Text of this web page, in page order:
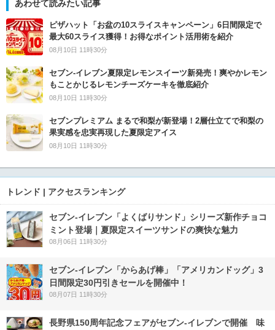
あわせて読みたい記事
ピザハット「お盆の10スライスキャンペーン」6日間限定で
最大60スライス獲得！お得なポイント活用術を紹介
08月10日 11時30分
セブン‐イレブン夏限定レモンスイーツ新発売！爽やかレモン
もことかじるレモンチーズケーキを徹底紹介
08月10日 11時30分
セブンプレミアム まるで和梨が新登場！2層仕立てで和梨の
果実感を忠実再現した夏限定アイス
08月10日 11時30分
トレンド | アクセスランキング
セブン‐イレブン「よくばりサンド」シリーズ新作チョコ
ミント登場｜夏限定スイーツサンドの爽快な魅力
08月06日 11時30分
セブン‐イレブン「からあげ棒」「アメリカンドッグ」3
日間限定30円引きセールを開催中！
08月07日 11時30分
長野県150周年記念フェアがセブン-イレブンで開催 味